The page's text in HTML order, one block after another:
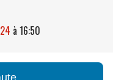
à 16:50